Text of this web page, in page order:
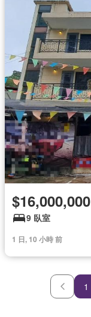
$16,000,000
9 臥室
1 日, 10 小時 前
1